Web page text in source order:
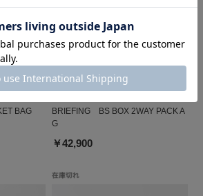
BAG
BRIEFING BS BOX 2WAY PACK A
G
￥42,900